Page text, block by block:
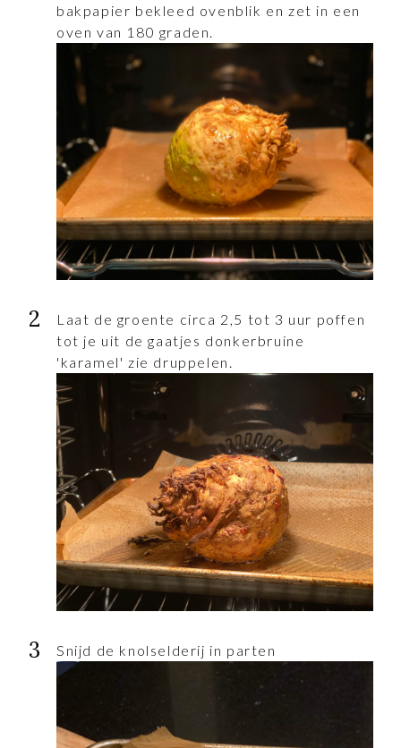
bakpapier bekleed ovenblik en zet in een
oven van 180 graden.
Laat de groente circa 2,5 tot 3 uur poffen
tot je uit de gaatjes donkerbruine
'karamel' zie druppelen.
Snijd de knolselderij in parten